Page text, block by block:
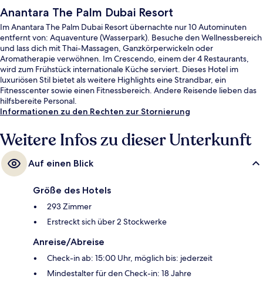
Anantara The Palm Dubai Resort
Im Anantara The Palm Dubai Resort übernachte nur 10 Autominuten
entfernt von: Aquaventure (Wasserpark). Besuche den Wellnessbereich
und lass dich mit Thai-Massagen, Ganzkörperwickeln oder
Aromatherapie verwöhnen. Im Crescendo, einem der 4 Restaurants,
wird zum Frühstück internationale Küche serviert. Dieses Hotel im
luxuriösen Stil bietet als weitere Highlights eine Strandbar, ein
Fitnesscenter sowie einen Fitnessbereich. Andere Reisende lieben das
hilfsbereite Personal.
Informationen zu den Rechten zur Stornierung
Weitere Infos zu dieser Unterkunft
Auf einen Blick
Größe des Hotels
293 Zimmer
Erstreckt sich über 2 Stockwerke
Anreise/Abreise
Check-in ab: 15:00 Uhr, möglich bis: jederzeit
Mindestalter für den Check-in: 18 Jahre